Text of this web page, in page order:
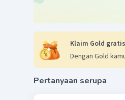
Klaim Gold
Dengan Gold
Pertanyaan serupa